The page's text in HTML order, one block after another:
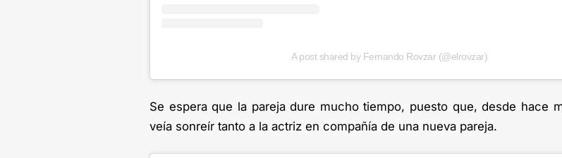
A post shared by Fernando Rovzar (@elrovzar)
Se espera que la pareja dure mucho tiempo, puesto que, desde hace
veía sonreír tanto a la actriz en compañía de una nueva pareja.